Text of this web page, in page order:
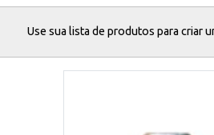
Use sua lista de produtos para criar